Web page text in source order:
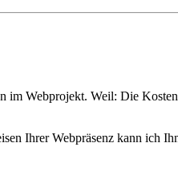
Web­projekt. Weil: Die
Ihrer Webpräsenz kann ich